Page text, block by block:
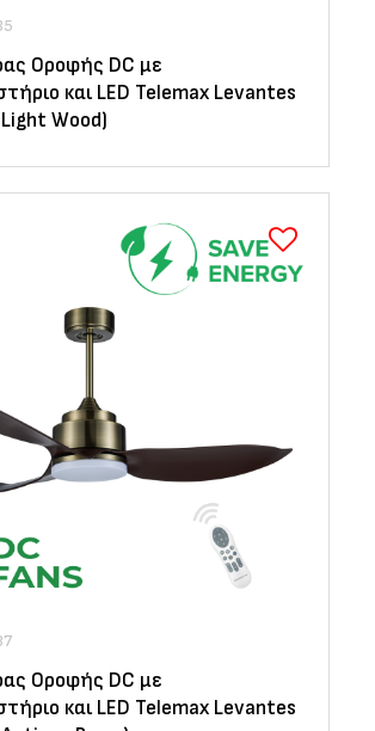
Οροφής DC με
και LED Telemax Levantes
Wood)
Οροφής DC με
και LED Telemax Levantes